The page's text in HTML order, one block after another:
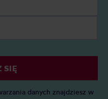
SIĘ
danych znajdziesz w